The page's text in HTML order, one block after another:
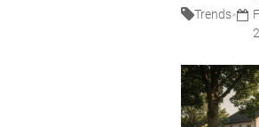
Trends•